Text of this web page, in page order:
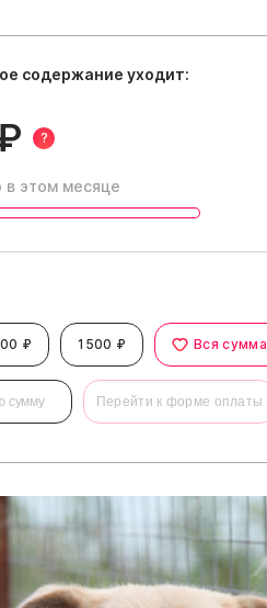
содержание уходит:
?
в этом месяце
₽ 1500 ₽ Вся сумма
Перейти к форме оплаты